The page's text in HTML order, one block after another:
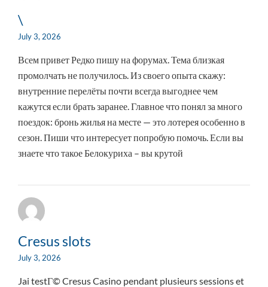
\
July 3, 2026
Всем привет Редко пишу на форумах. Тема близкая
промолчать не получилось. Из своего опыта скажу:
внутренние перелёты почти всегда выгоднее чем
кажутся если брать заранее. Главное что понял за много
поездок: бронь жилья на месте — это лотерея особенно в
сезон. Пиши что интересует попробую помочь. Если вы
знаете что такое Белокуриха – вы крутой
Cresus slots
July 3, 2026
Jai testГ© Cresus Casino pendant plusieurs sessions et